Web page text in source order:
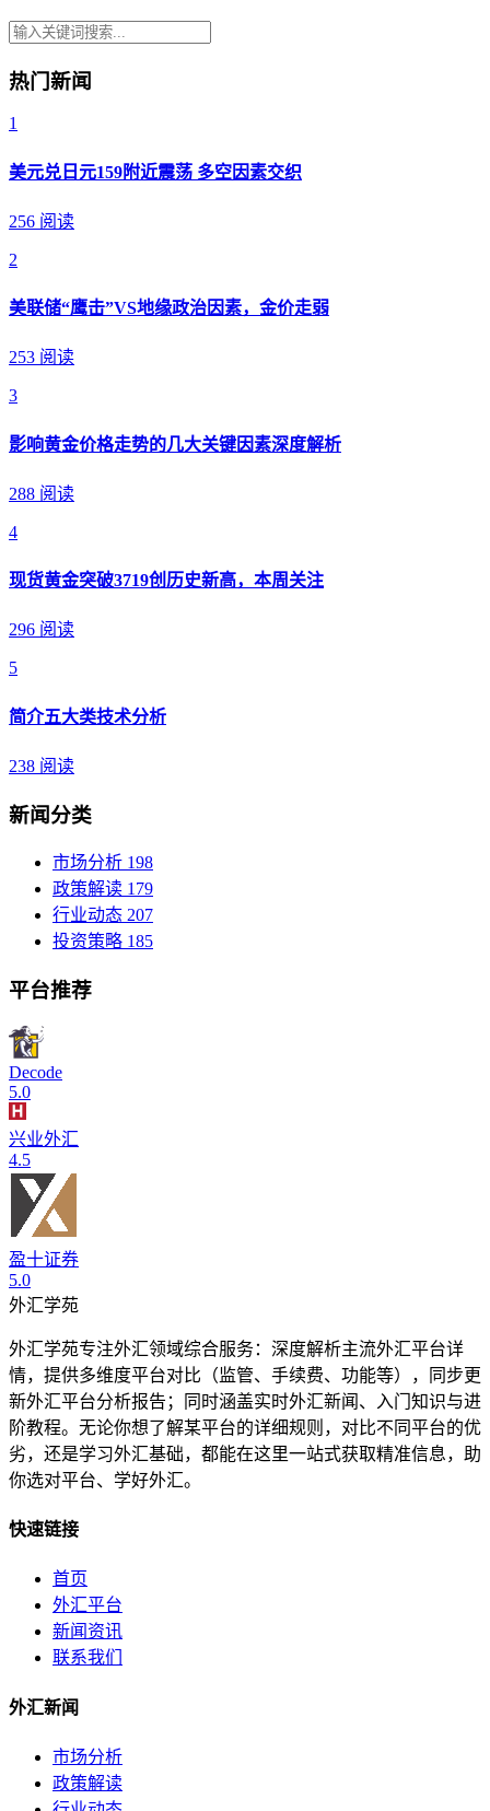
热门新闻
1
美元兑日元159附近震荡 多空因素交织
256 阅读
2
美联储“鹰击”VS地缘政治因素，金价走弱
253 阅读
3
影响黄金价格走势的几大关键因素深度解析
288 阅读
4
现货黄金突破3719创历史新高，本周关注
296 阅读
5
简介五大类技术分析
238 阅读
新闻分类
市场分析 198
政策解读 179
行业动态 207
投资策略 185
平台推荐
Decode
5.0
兴业外汇
4.5
盈十证券
5.0
外汇学苑
外汇学苑专注外汇领域综合服务：深度解析主流外汇平台详
情，提供多维度平台对比（监管、手续费、功能等），同步更
新外汇平台分析报告；同时涵盖实时外汇新闻、入门知识与进
阶教程。无论你想了解某平台的详细规则，对比不同平台的优
劣，还是学习外汇基础，都能在这里一站式获取精准信息，助
你选对平台、学好外汇。
快速链接
首页
外汇平台
新闻资讯
联系我们
外汇新闻
市场分析
政策解读